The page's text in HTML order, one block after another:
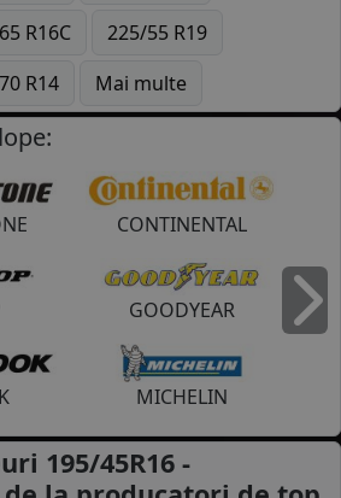
R16C
225/55 R19
R14 Mai multe
CONTINENTAL
GOODYEAR
MICHELIN
195/45R16 -